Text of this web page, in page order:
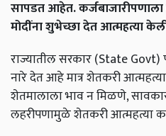
सापडत आहेत.
मोदींना शुभेच्छा देत आत्महत्या
राज्यातील सरकार (State
नारे देत आहे मात्र शेतकरी
शेतमालाला भाव न मिळणे,
लहरीपणामुळे शेतकरी आत्महत्या